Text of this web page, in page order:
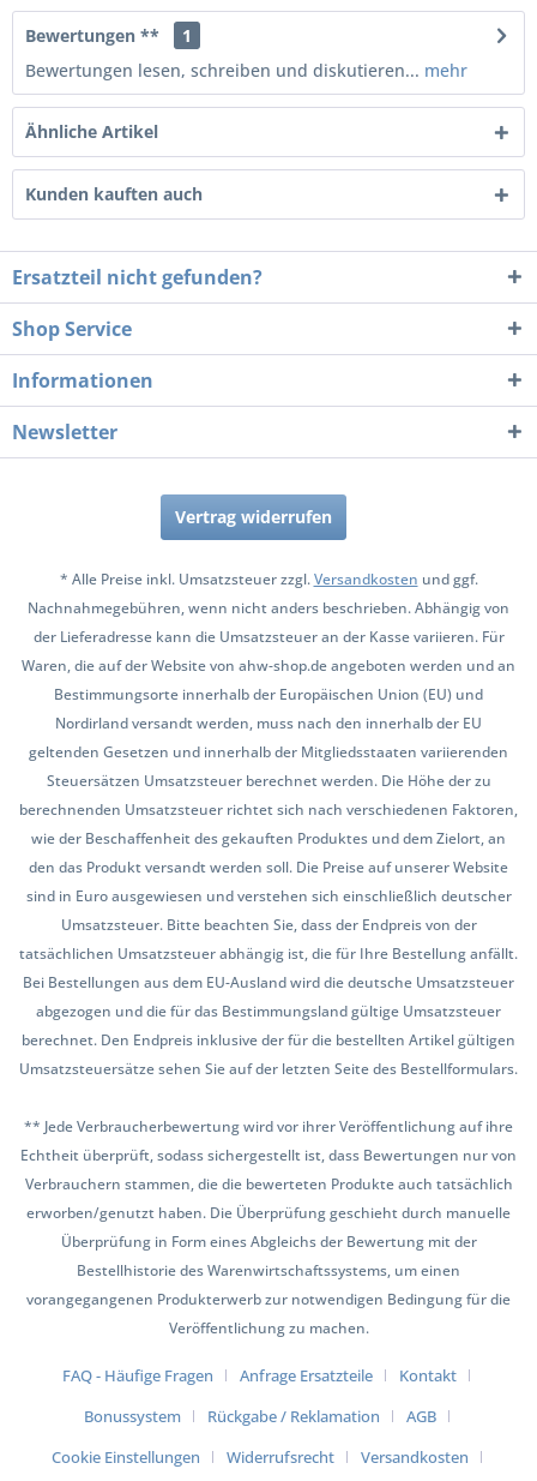
Bewertungen **
1
Bewertungen lesen, schreiben und diskutieren... mehr
Ähnliche Artikel
Kunden kauften auch
Ersatzteil nicht gefunden?
Shop Service
Informationen
Newsletter
Vertrag widerrufen
* Alle Preise inkl. Umsatzsteuer zzgl.Versandkosten und ggf.
Nachnahmegebühren, wenn nicht anders beschrieben. Abhängig von
der Lieferadresse kann die Umsatzsteuer an der Kasse variieren. Für
Waren, die auf der Website von ahw-shop.de angeboten werden und an
Bestimmungsorte innerhalb der Europäischen Union (EU) und
Nordirland versandt werden, muss nach den innerhalb der EU
geltenden Gesetzen und innerhalb der Mitgliedsstaaten variierenden
Steuersätzen Umsatzsteuer berechnet werden. Die Höhe der zu
berechnenden Umsatzsteuer richtet sich nach verschiedenen Faktoren,
wie der Beschaffenheit des gekauften Produktes und dem Zielort, an
den das Produkt versandt werden soll. Die Preise auf unserer Website
sind in Euro ausgewiesen und verstehen sich einschließlich deutscher
Umsatzsteuer. Bitte beachten Sie, dass der Endpreis von der
tatsächlichen Umsatzsteuer abhängig ist, die für Ihre Bestellung anfällt.
Bei Bestellungen aus dem EU-Ausland wird die deutsche Umsatzsteuer
abgezogen und die für das Bestimmungsland gültige Umsatzsteuer
berechnet. Den Endpreis inklusive der für die bestellten Artikel gültigen
Umsatzsteuersätze sehen Sie auf der letzten Seite des Bestellformulars.
** Jede Verbraucherbewertung wird vor ihrer Veröffentlichung auf ihre
Echtheit überprüft, sodass sichergestellt ist, dass Bewertungen nur von
Verbrauchern stammen, die die bewerteten Produkte auch tatsächlich
erworben/genutzt haben. Die Überprüfung geschieht durch manuelle
Überprüfung in Form eines Abgleichs der Bewertung mit der
Bestellhistorie des Warenwirtschaftssystems, um einen
vorangegangenen Produkterwerb zur notwendigen Bedingung für die
Veröffentlichung zu machen.
FAQ - Häufige Fragen Anfrage Ersatzteile
Kontakt
Bonussystem
Rückgabe / Reklamation
AGB
Cookie Einstellungen
Widerrufsrecht Versandkosten